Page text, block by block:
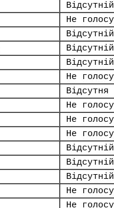
Відсутній
Не
Відсутній
Відсутній
Відсутній
Не
Відсутня
Не
Не
Не
Відсутній
Відсутній
Відсутній
Не
Не